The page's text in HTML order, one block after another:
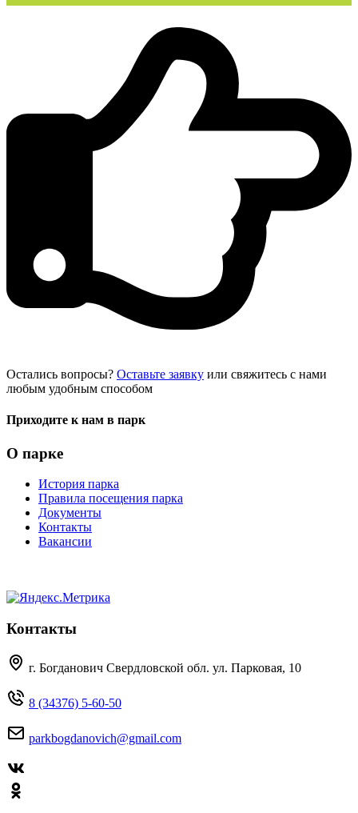
Остались вопросы? Оставьте заявку или свяжитесь с нами
любым удобным способом
Приходите к нам в парк
О парке
История парка
Правила посещения парка
Документы
Контакты
Вакансии
Контакты
г. Богданович Свердловской обл. ул. Парковая, 10
8 (34376) 5-60-50
parkbogdanovich@gmail.com